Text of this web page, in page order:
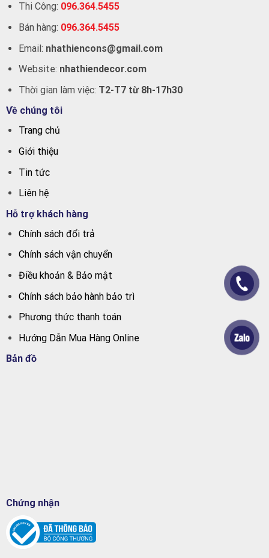
Thi Công: 096.364.5455
Bán hàng: 096.364.5455
Email: nhathiencons@gmail.com
Website: nhathiendecor.com
Thời gian làm việc: T2-T7 từ 8h-17h30
Về chúng tôi
Trang chủ
Giới thiệu
Tin tức
Liên hệ
Hỗ trợ khách hàng
Chính sách đổi trả
Chính sách vận chuyển
Điều khoản & Bảo mật
Chính sách bảo hành bảo trì
Phương thức thanh toán
Hướng Dẫn Mua Hàng Online
Bản đồ
Chứng nhận